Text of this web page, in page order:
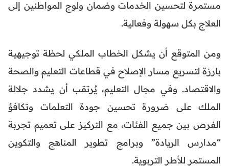
مستمرة لتحسين الخدمات وضمان ولوج المواطنين إلى
العلاج بكل سهولة وفعالية.
ومن المتوقع أن يشكل الخطاب الملكي لحظة توجيهية
بارزة لتسريع مسار الإصلاح في قطاعات التعليم والصحة
والاقتصاد. وفي مجال التعليم، يُرتقب أن يشدد جلالة
الملك على ضرورة تحسين جودة التعلمات وتكافؤ
الفرص بين جميع الفئات، مع التركيز على تعميم تجربة
“مدارس الريادة” وبرامج تطوير المناهج والتكوين
المستمر للأطر التربوية.